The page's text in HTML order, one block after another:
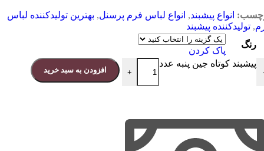
انواع پیشبند, انواع لباس فرم پرسنل, بهترین تولیدکننده لباس
, تولیدکننده پیشبند
رنگ
پاک کردن
پیشبند کوتاه جین پنبه عدد
+ افزودن به سبد خرید